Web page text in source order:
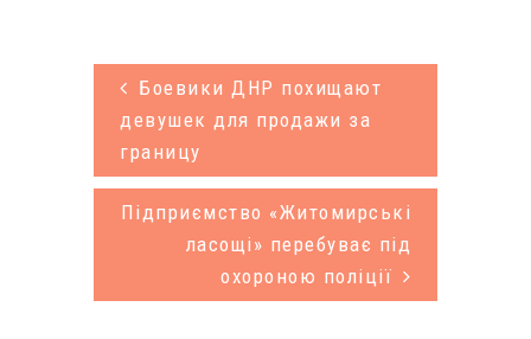
Молдови
протягом
минулого
тижня був
Боевики ДНР похищают
девушек для продажи за
границу
Підприємство «Житомирські
ласощі» перебуває під
охороною поліції